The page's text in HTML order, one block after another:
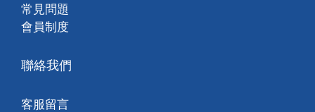
常見問題
會員制度
聯絡我們
客服留言